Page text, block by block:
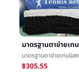
฿305.55